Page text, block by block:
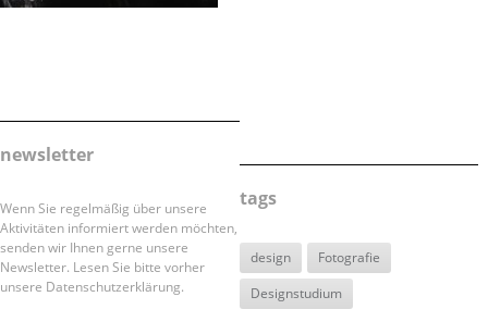
newsletter
Wenn Sie regelmäßig über unsere
Aktivitäten informiert werden möchten,
senden wir Ihnen gerne unsere
Newsletter. Lesen Sie bitte vorher
unsere Datenschutzerklärung.
tags
design
Fotografie
Designstudium